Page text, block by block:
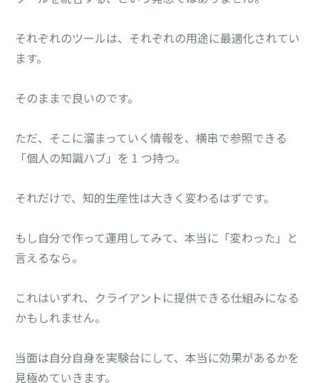
それぞれのツールは、それぞれの用途に最適化されてい
ます。
そのままで良いのです。
ただ、そこに溜まっていく情報を、横串で参照できる
「個人の知識ハブ」を 1 つ持つ。
それだけで、知的生産性は大きく変わるはずです。
もし自分で作って運用してみて、本当に「変わった」と
言えるなら。
これはいずれ、クライアントに提供できる仕組みになる
かもしれません。
当面は自分自身を実験台にして、本当に効果があるかを
見極めていきます。